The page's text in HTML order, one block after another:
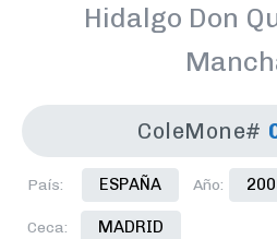
Hidalgo Don
ColeMone#
País: ESPAÑA Año:
Ceca: MADRID